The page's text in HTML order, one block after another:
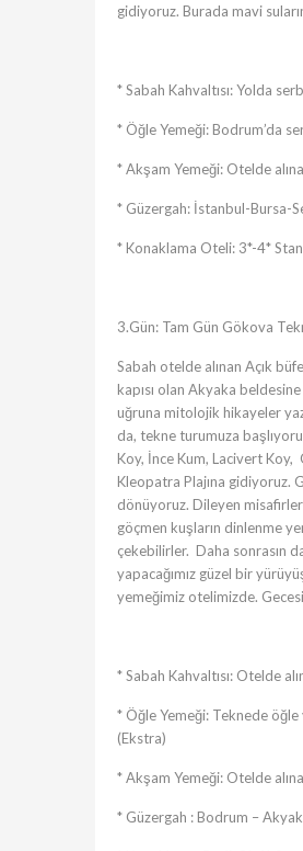
gidiyoruz. Burada mavi
* Sabah Kahvaltısı: Yolda
* Öğle Yemeği: Bodrum’da
* Akşam Yemeği: Otelde
* Güzergah: İstanbul-Bursa-
* Konaklama Oteli: 3*-4*
3.Gün: Tam Gün Gökova
Sabah otelde alınan Açık
kapısı olan Akyaka
uğruna mitolojik hikayeler
da, tekne turumuza
Koy, İnce Kum, Lacivert Koy,
Kleopatra Plajına gidiyoruz.
dönüyoruz. Dileyen
göçmen kuşların dinlenme
çekebilirler. Daha sonrasın
yapacağımız güzel bir
yemeğimiz otelimizde.
* Sabah Kahvaltısı: Otelde
* Öğle Yemeği: Teknede
(Ekstra)
* Akşam Yemeği: Otelde
* Güzergah : Bodrum –